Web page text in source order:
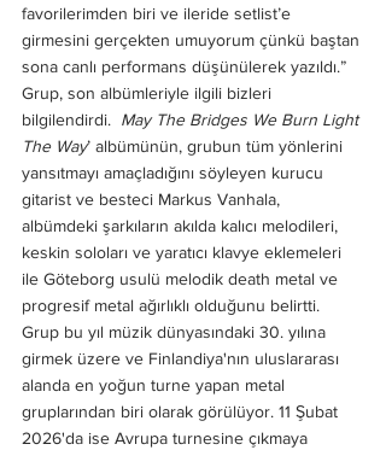
favorilerimden biri ve ileride setlist’e
girmesini gerçekten umuyorum çünkü baştan
sona canlı performans düşünülerek yazıldı.”
Grup, son albümleriyle ilgili bizleri
bilgilendirdi. May The Bridges We Burn Light
The Way’ albümünün, grubun tüm yönlerini
yansıtmayı amaçladığını söyleyen kurucu
gitarist ve besteci Markus Vanhala,
albümdeki şarkıların akılda kalıcı melodileri,
keskin soloları ve yaratıcı klavye eklemeleri
ile Göteborg usulü melodik death metal ve
progresif metal ağırlıklı olduğunu belirtti.
Grup bu yıl müzik dünyasındaki 30. yılına
girmek üzere ve Finlandiya'nın uluslararası
alanda en yoğun turne yapan metal
gruplarından biri olarak görülüyor. 11 Şubat
2026'da ise Avrupa turnesine çıkmaya